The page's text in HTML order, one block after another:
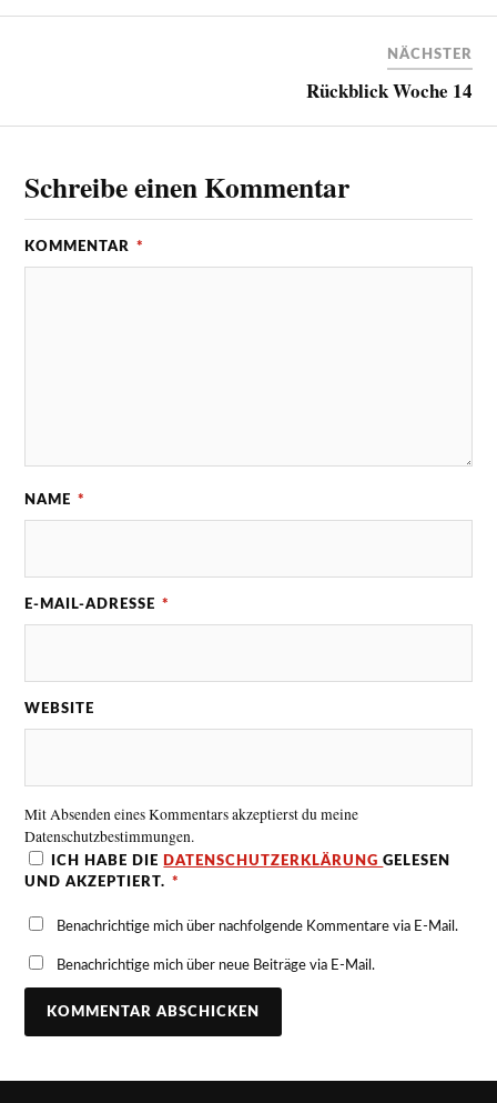
NÄCHSTER
Rückblick Woche 14
Schreibe einen Kommentar
KOMMENTAR *
NAME *
E-MAIL-ADRESSE *
WEBSITE
Mit Absenden eines Kommentars akzeptierst du meine
Datenschutzbestimmungen.
ICH HABE DIE DATENSCHUTZERKLÄRUNGGELESEN
UND AKZEPTIERT. *
Benachrichtige mich über nachfolgende Kommentare via E-Mail.
Benachrichtige mich über neue Beiträge via E-Mail.